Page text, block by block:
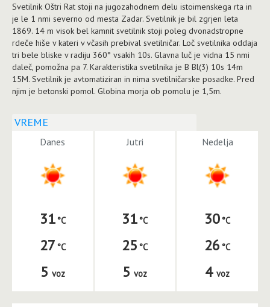
Svetilnik Oštri Rat stoji na jugozahodnem delu istoimenskega rta in
je le 1 nmi severno od mesta Zadar. Svetilnik je bil zgrjen leta
1869. 14 m visok bel kamnit svetilnik stoji poleg dvonadstropne
rdeče hiše v kateri v včasih prebival svetilničar. Loč svetilnika oddaja
tri bele bliske v radiju 360° vsakih 10s. Glavna luč je vidna 15 nmi
daleč, pomožna pa 7. Karakteristika svetilnika je B Bl(3) 10s 14m
15M. Svetilnik je avtomatiziran in nima svetilničarske posadke. Pred
njim je betonski pomol. Globina morja ob pomolu je 1,5m.
VREME
Danes
31
27
5 voz
Jutri
31
25
5 voz
Nedelja
30
26
4 voz